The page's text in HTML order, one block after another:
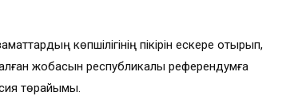
көпшілігінің пікірін ескере отырып,
жобасын республикалық референдумға
төрайымы.